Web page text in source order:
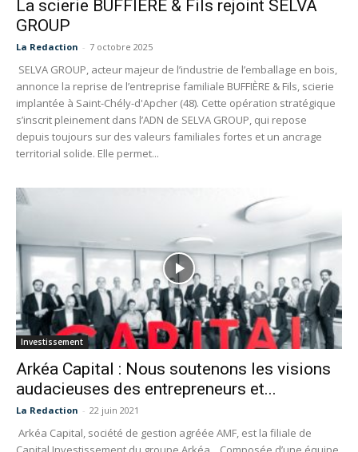
La scierie BUFFIÈRE & Fils rejoint SELVA
GROUP
La Redaction - 7 octobre 2025
SELVA GROUP, acteur majeur de l’industrie de l’emballage en bois,
annonce la reprise de l’entreprise familiale BUFFIÈRE & Fils, scierie
implantée à Saint-Chély-d'Apcher (48). Cette opération stratégique
s’inscrit pleinement dans l’ADN de SELVA GROUP, qui repose
depuis toujours sur des valeurs familiales fortes et un ancrage
territorial solide. Elle permet...
Investissement
Arkéa Capital : Nous soutenons les visions
audacieuses des entrepreneurs et...
La Redaction - 22 juin 2021
Arkéa Capital, société de gestion agréée AMF, est la filiale de